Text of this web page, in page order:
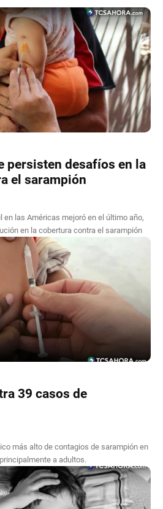
persisten desafíos en la
el sarampión
las Américas mejoró en el último año,
en la cobertura contra el sarampión
39 casos de
más alto de contagios de sarampión en
a adultos.